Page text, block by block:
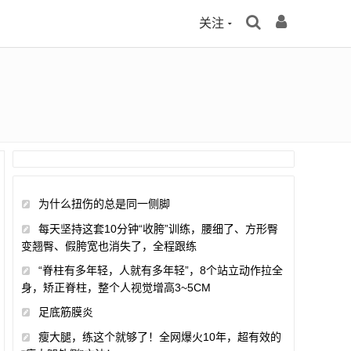
关注
为什么扭伤的总是同一侧脚
每天坚持这套10分钟“收胯”训练，腰细了、方形臀
变翘臀、假胯宽也消失了，全程跟练
“脊柱有多年轻，人就有多年轻”，8个站立动作拉全
身，矫正脊柱，整个人视觉增高3~5CM
足底筋膜炎
瘦大腿，练这个就够了！全网爆火10年，超有效的